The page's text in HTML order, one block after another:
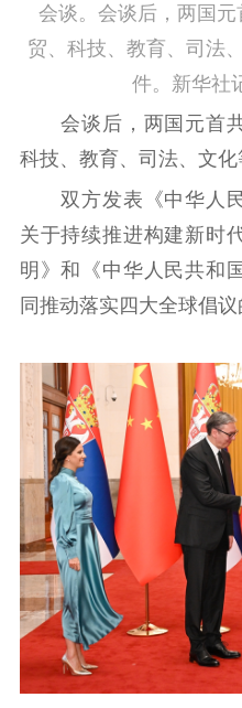
会谈。会谈后，两国
贸、科技、教育、司法
件。新华社
会谈后，两国元首共
科技、教育、司法、文化
双方发表《中华人民
关于持续推进构建新时
明》和《中华人民共和
同推动落实四大全球倡议